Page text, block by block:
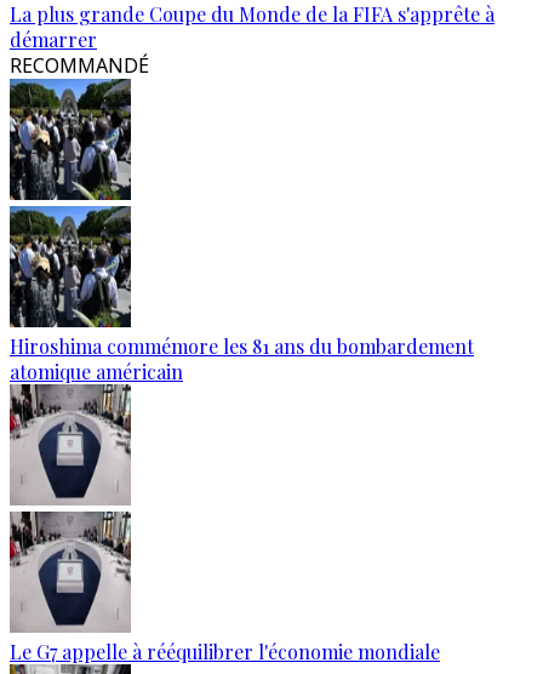
La plus grande Coupe du Monde de la FIFA s'apprête à
démarrer
RECOMMANDÉ
Hiroshima commémore les 81 ans du bombardement
atomique américain
Le G7 appelle à rééquilibrer l'économie mondiale